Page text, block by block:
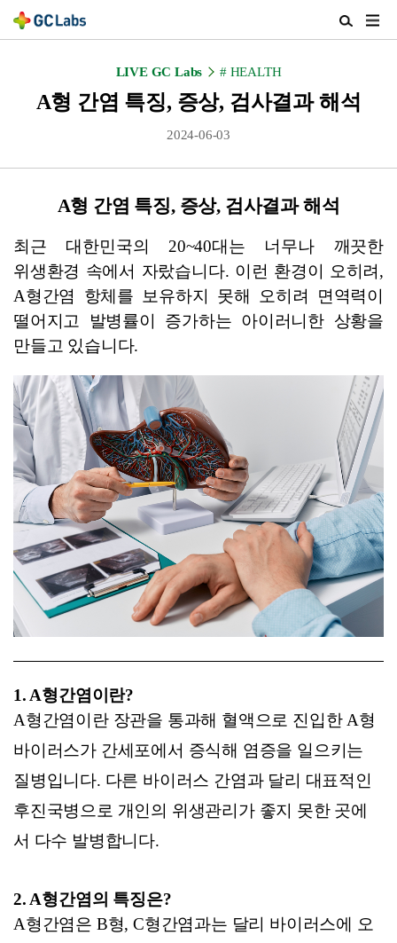
검
색
LIVE GC Labs # HEALTH
A형 간염 특징, 증상, 검사결과 해석
2024-06-03
A형 간염 특징, 증상, 검사결과 해석
최근 대한민국의 20~40대는 너무나 깨끗한
위생환경 속에서 자랐습니다. 이런 환경이 오히려,
A형간염 항체를 보유하지 못해 오히려 면역력이
떨어지고 발병률이 증가하는 아이러니한 상황을
만들고 있습니다.
1. A형간염이란?
A형간염이란 장관을 통과해 혈액으로 진입한 A형
바이러스가 간세포에서 증식해 염증을 일으키는
질병입니다. 다른 바이러스 간염과 달리 대표적인
후진국병으로 개인의 위생관리가 좋지 못한 곳에
서 다수 발병합니다.
2. A형간염의 특징은?
A형간염은 B형, C형간염과는 달리 바이러스에 오